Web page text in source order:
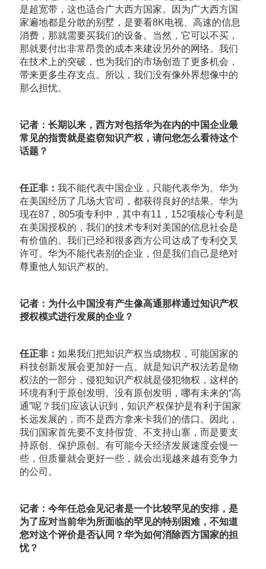
是超宽带，这也适合广大西方国家。因为广大西方国
家遍地都是分散的别墅，是要看8K电视、高速的信息
消费，那就需要买我们的设备。当然，它可以不买，
那就要付出非常昂贵的成本来建设另外的网络。我们
在技术上的突破，也为我们的市场创造了更多机会，
带来更多生存支点。所以，我们没有像外界想像中的
那么担忧。
记者：长期以来，西方对包括华为在内的中国企业最
常见的指责就是盗窃知识产权，请问您怎么看待这个
话题？
任正非： 我不能代表中国企业，只能代表华为。华为
在美国经历了几场大官司，都获得良好的结果。华为
现在87，805项专利中，其中有11，152项核心专利是
在美国授权的，我们的技术专利对美国的信息社会是
有价值的。我们已经和很多西方公司达成了专利交叉
许可。华为不能代表别的企业，但是我们自己是绝对
尊重他人知识产权的。
记者：为什么中国没有产生像高通那样通过知识产权
授权模式进行发展的企业？
任正非： 如果我们把知识产权当成物权，可能国家的
科技创新发展会更加好一点。就是知识产权法若是物
权法的一部分，侵犯知识产权就是侵犯物权，这样的
环境有利于原创发明。没有原创发明，哪有未来的“高
通”呢？我们应该认识到，知识产权保护是有利于国家
长远发展的，而不是西方拿来卡我们的借口。因此，
我们国家首先要不支持假货、不支持山寨，而是要支
持原创、保护原创。有可能今天经济发展速度会慢一
些，但质量就会更好一些，就会出现越来越有竞争力
的公司。
记者：今年任总会见记者是一个比较罕见的安排，是
为了应对当前华为所面临的罕见的特别困难，不知道
您对这个评价是否认同？华为如何消除西方国家的担
忧？